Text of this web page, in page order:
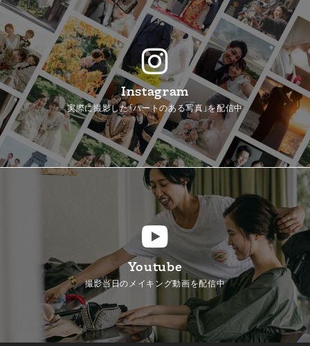
Instagram
実際に撮影した「ハートのある写真」を配信中
Youtube
撮影当日のメイキング動画を配信中